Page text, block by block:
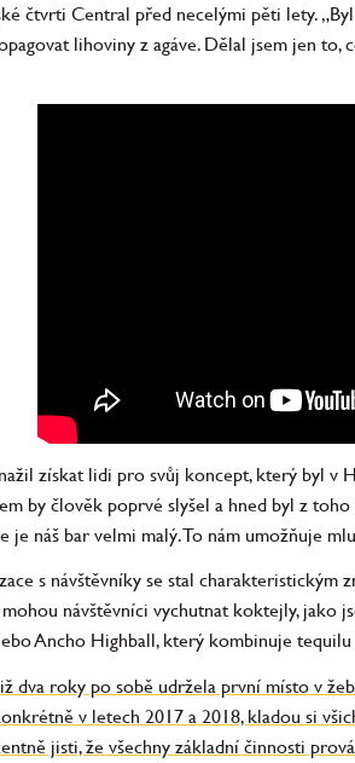
čtvrti Central před necelými pěti lety.
lihoviny z agáve. Dělal jsem jen
získat lidi pro svůj koncept, který byl
by člověk poprvé slyšel a hned byl z
je náš bar velmi malý. To nám umožňuje
s návštěvníky se stal charakteristickým
návštěvníci vychutnat koktejly, jako
Ancho Highball, který kombinuje tequilu
dva roky po sobě udržela první místo v
v letech 2017 a 2018, kladou si
jisti, že všechny základní činnosti